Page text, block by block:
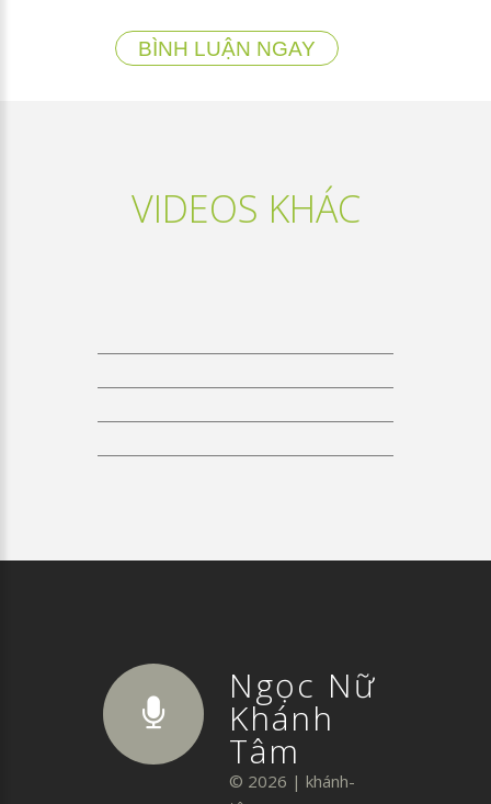
BÌNH LUẬN NGAY
VIDEOS KHÁC
Phim Cải Lương Khuynh Thế Giai
Phim Cải Lương Khuynh Thế Giai
Phim Cải Lương Khuynh Thế Giai
Ngọc Nữ
Khánh
Tâm
© 2026 | khánh-